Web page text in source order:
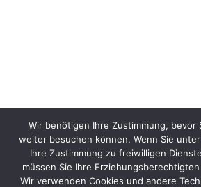
Wir benötigen Ihre Zustimmung, bevor
weiter besuchen können. Wenn Sie
Ihre Zustimmung zu freiwilligen
müssen Sie Ihre
Wir verwenden Cookies und andere